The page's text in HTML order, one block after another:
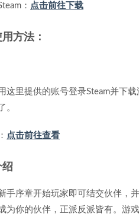
： 点击前往下载
方法：
这里提供的账号登录Steam并下
。
点击前往查看
绍
手序章开始玩家即可结交伙伴，
为你的伙伴，正派反派皆有。游